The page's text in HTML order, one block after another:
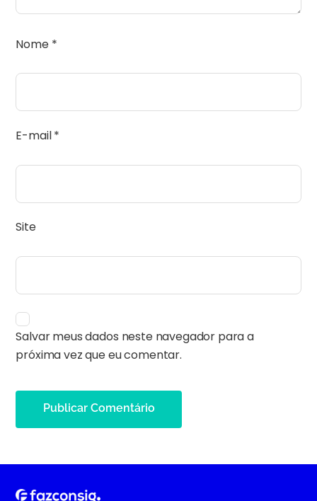
Nome *
E-mail*
Site
Salvar meus dados neste navegador para a
próxima vez que eu comentar.